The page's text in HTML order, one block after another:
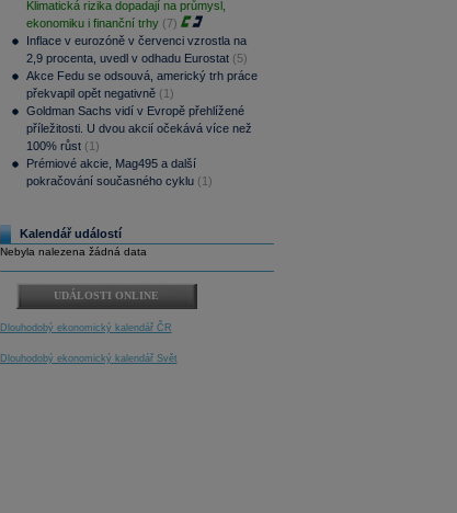
Klimatická rizika dopadají na průmysl,
ekonomiku i finanční trhy (7)
Inflace v eurozóně v červenci vzrostla na
2,9 procenta, uvedl v odhadu Eurostat (5)
Akce Fedu se odsouvá, americký trh práce
překvapil opět negativně (1)
Goldman Sachs vidí v Evropě přehlížené
příležitosti. U dvou akcií očekává více než
100% růst (1)
Prémiové akcie, Mag495 a další
pokračování současného cyklu (1)
Kalendář událostí
Nebyla nalezena žádná data
UDÁLOSTI ONLINE
Dlouhodobý ekonomický kalendář ČR
Dlouhodobý ekonomický kalendář Svět